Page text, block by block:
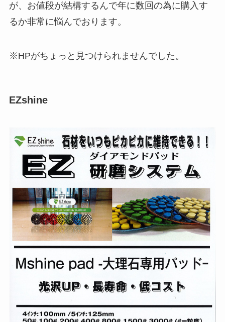
が、お値段が結構するんで年に数回の為に購入す
るか非常に悩んでおります。
※HPがちょっと見つけられませんでした。
EZshine